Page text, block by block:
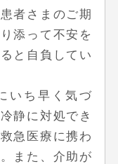
者さまのご期
添って不安を
と自負してい
いち早く気づ
静に対処でき
急医療に携わ
また、介助が